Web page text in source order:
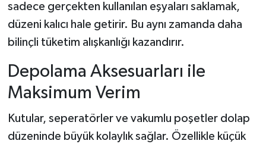
sadece gerçekten kullanılan eşyaları saklamak,
düzeni kalıcı hale getirir. Bu aynı zamanda daha
bilinçli tüketim alışkanlığı kazandırır.
Depolama Aksesuarları ile
Maksimum Verim
Kutular, seperatörler ve vakumlu poşetler dolap
düzeninde büyük kolaylık sağlar. Özellikle küçük